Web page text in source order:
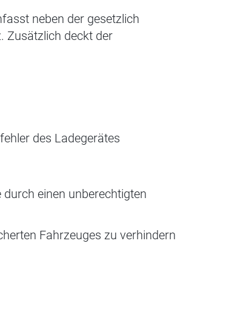
neben der gesetzlich
Zusätzlich deckt der
des Ladegerätes
einen unberechtigten
Fahrzeuges zu verhindern